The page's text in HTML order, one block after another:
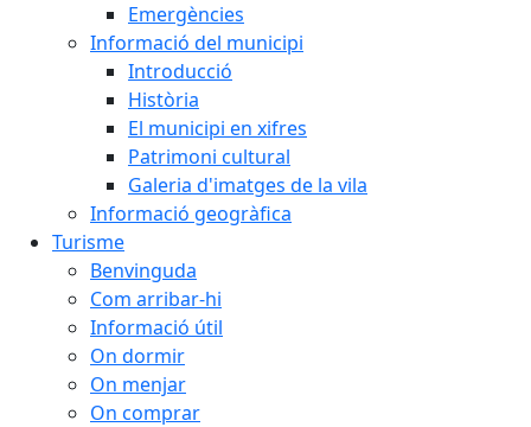
Emergències
Informació del municipi
Introducció
Història
El municipi en xifres
Patrimoni cultural
Galeria d'imatges de la vila
Informació geogràfica
Turisme
Benvinguda
Com arribar-hi
Informació útil
On dormir
On menjar
On comprar